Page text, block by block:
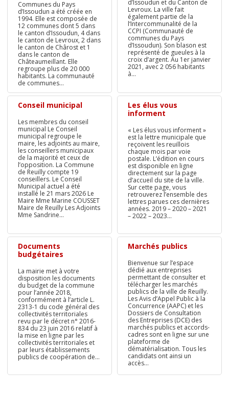
Communes du Pays
d’Issoudun a été créée en
1994. Elle est composée de
12 communes dont 5 dans
le canton d’Issoudun, 4 dans
le canton de Levroux, 2 dans
le canton de Chârost et 1
dans le canton de
Châteaumeillant. Elle
regroupe plus de 20 000
habitants. La communauté
de communes...
d’Issoudun et du Canton de
Levroux. La ville fait
également partie de la
l‘Intercommunalité de la
CCPI (Communauté de
communes du Pays
d’Issoudun). Son blason est
représenté de gueules à la
croix d’argent. Au 1er janvier
2021, avec 2 056 habitants
à...
Conseil municipal
Les membres du conseil
municipal Le Conseil
municipal regroupe le
maire, les adjoints au maire,
les conseillers municipaux
de la majorité et ceux de
l’opposition. La Commune
de Reuilly compte 19
conseillers. Le Conseil
Municipal actuel a été
installé le 21 mars 2026 Le
Maire Mme Marine COUSSET
Maire de Reuilly Les Adjoints
Mme Sandrine...
Les élus vous
informent
« Les élus vous informent »
est la lettre municipale que
reçoivent les reuillois
chaque mois par voie
postale. L’édition en cours
est disponible en ligne
directement sur la page
d’accueil du site de la ville.
Sur cette page, vous
retrouverez l’ensemble des
lettres parues ces dernières
années. 2019 – 2020 – 2021
– 2022 – 2023...
Documents
budgétaires
La mairie met à votre
disposition les documents
du budget de la commune
pour l’année 2018,
conformément à l’article L.
2313-1 du code général des
collectivités territoriales
revu par le décret n° 2016-
834 du 23 juin 2016 relatif à
la mise en ligne par les
collectivités territoriales et
par leurs établissements
publics de coopération de...
Marchés publics
Bienvenue sur l’espace
dédié aux entreprises
permettant de consulter et
télécharger les marchés
publics de la ville de Reuilly.
Les Avis d’Appel Public à la
Concurrence (AAPC) et les
Dossiers de Consultation
des Entreprises (DCE) des
marchés publics et accords-
cadres sont en ligne sur une
plateforme de
dématérialisation. Tous les
candidats ont ainsi un
accès...